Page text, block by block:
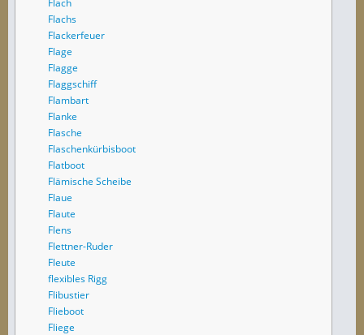
Flachs
Flackerfeuer
Flage
Flagge
Flaggschiff
Flambart
Flanke
Flasche
Flaschenkürbisboot
Flatboot
Flämische Scheibe
Flaue
Flaute
Flens
Flettner-Ruder
Fleute
flexibles Rigg
Flibustier
Flieboot
Fliege